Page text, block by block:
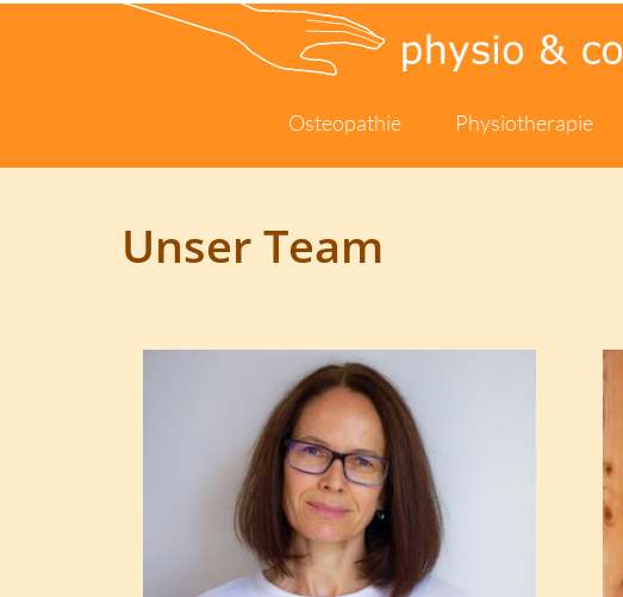
Osteopathie Physiotherapie
Unser Team